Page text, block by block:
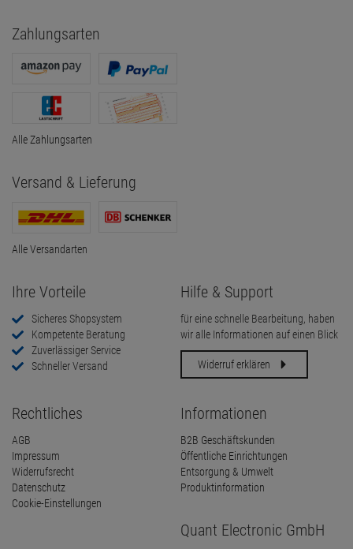
Zahlungsarten
Alle Zahlungsarten
Versand & Lieferung
Alle Versandarten
Ihre Vorteile
Sicheres Shopsystem
Kompetente Beratung
Zuverlässiger Service
Schneller Versand
Hilfe & Support
für eine schnelle Bearbeitung, haben
wir alle Informationen auf einen Blick
Widerruf erklären
Rechtliches
AGB
Impressum
Widerrufsrecht
Datenschutz
Cookie-Einstellungen
Informationen
B2B Geschäftskunden
Öffentliche Einrichtungen
Entsorgung & Umwelt
Produktinformation
Quant Electronic GmbH